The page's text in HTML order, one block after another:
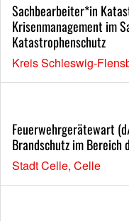
Sachbearbeiter*in
Krisenmanagement im
Katastrophenschutz
Kreis Schleswig-
Feuerwehrgerätewart
Brandschutz im
Stadt Celle, Celle